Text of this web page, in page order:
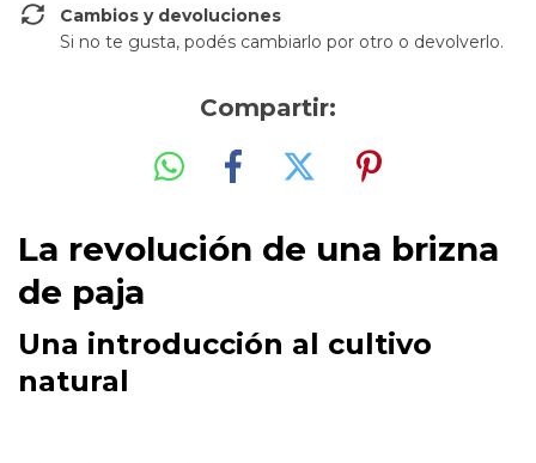
Cambios y devoluciones
Si no te gusta, podés cambiarlo por otro o devolverlo.
Compartir:
La revolución de una brizna
de paja
Una introducción al cultivo
natural